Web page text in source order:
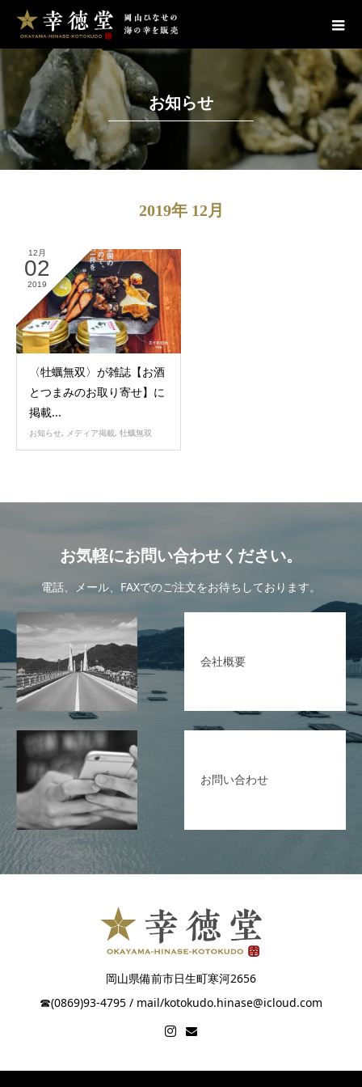
お知らせ
2019年 12月
12月
02
2019
〈牡蠣無双〉が雑誌【お酒
とつまみのお取り寄せ】に
掲載...
お知らせ, メディア掲載, 牡蠣無双
お気軽にお問い合わせください。
電話、メール、FAXでのご注文をお待ちしております。
会社概要
お問い合わせ
岡山県備前市日生町寒河2656
☎︎(0869)93-4795 / mail/kotokudo.hinase@icloud.com